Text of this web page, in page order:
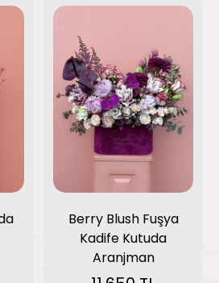
Berry Blush Fuşya
Kadife Kutuda
Aranjman